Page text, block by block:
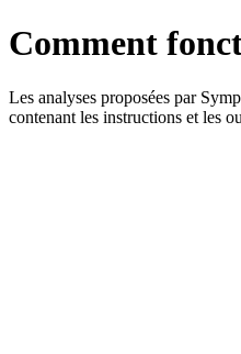
Comment
Les analyses proposées par
contenant les instructions et les